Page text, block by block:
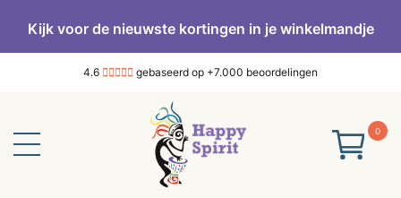
Kijk voor de nieuwste kortingen in je winkelmandje
4.6 gebaseerd op +7.000 beoordelingen
0